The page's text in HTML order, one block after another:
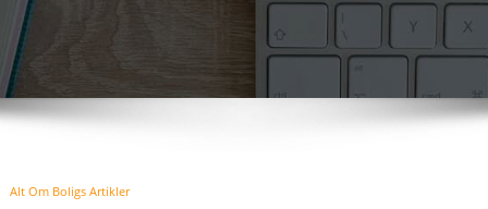
Alt Om Boligs Artikler